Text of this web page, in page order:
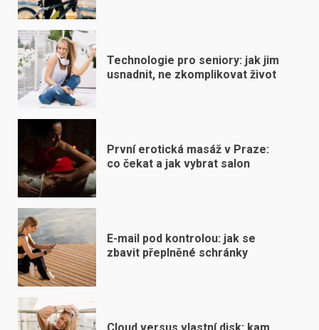
Technologie pro seniory: jak jim
usnadnit, ne zkomplikovat život
První erotická masáž v Praze:
co čekat a jak vybrat salon
E-mail pod kontrolou: jak se
zbavit přeplněné schránky
Cloud versus vlastní disk: kam